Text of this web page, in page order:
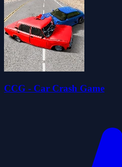
CCG - Car Crash Game